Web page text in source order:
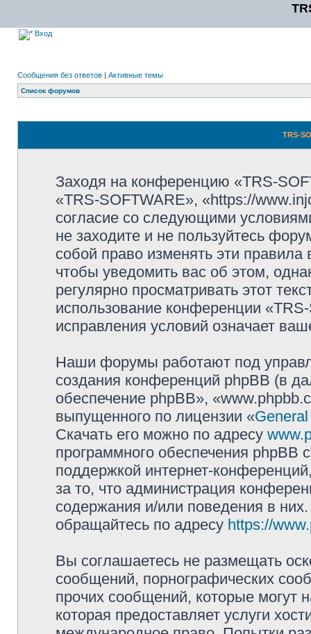
Вход
Сообщения без ответов | Активные темы
Список форумов
TRS-
Заходя на конференцию «TRS-
«TRS-SOFTWARE», «https://
согласие со следующими
не заходите и не пользуйтесь
собой право изменять эти
чтобы уведомить вас об этом,
регулярно просматривать этот
использование конференции
исправления условий означает
Наши форумы работают под
создания конференций phpBB (в
обеспечение phpBB»,
выпущенного по лицензии «
Скачать его можно по адресу
программного обеспечения phpBB
поддержкой интернет-
за то, что администрация
содержания и/или поведения в
обращайтесь по адресу https://
Вы соглашаетесь не размещать
сообщений, порнографических
прочих сообщений, которые могут
которая предоставляет услуги